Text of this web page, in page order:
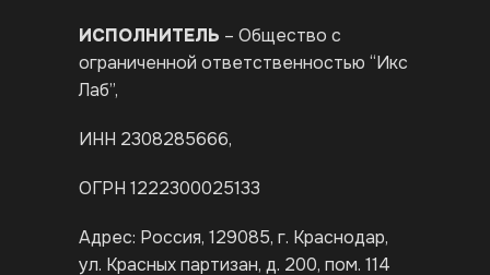
ИСПОЛНИТЕЛЬ – Общество с
ограниченной ответственностью “Икс
Лаб”,
ИНН 2308285666,
ОГРН 1222300025133
Адрес: Россия, 129085, г. Краснодар,
ул. Красных партизан, д. 200, пом. 114